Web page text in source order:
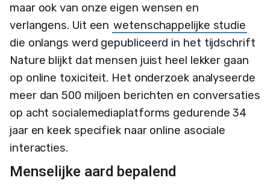
maar ook van onze eigen wensen en
verlangens. Uit een wetenschappelijke studie
die onlangs werd gepubliceerd in het tijdschrift
Nature blijkt dat mensen juist heel lekker gaan
op online toxiciteit. Het onderzoek analyseerde
meer dan 500 miljoen berichten en conversaties
op acht socialemediaplatforms gedurende 34
jaar en keek specifiek naar online asociale
interacties.
Menselijke aard bepalend